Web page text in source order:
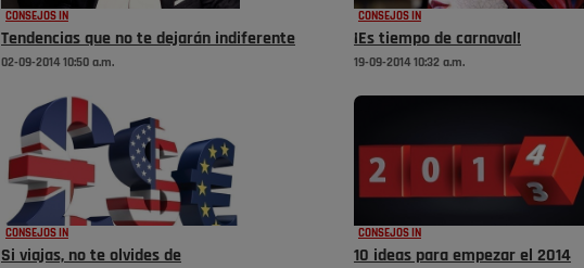
CONSEJOS IN
Tendencias que no te dejarán indiferente
02-09-2014 10:50 a.m.
CONSEJOS IN
¡Es tiempo de carnaval!
19-09-2014 10:32 a.m.
CONSEJOS IN
Si viajas, no te olvides de
CONSEJOS IN
10 ideas para empezar el 2014